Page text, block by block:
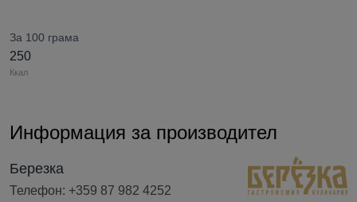
За 100 грама
250
Ккал
Информация за производител
Березка
Телефон: +359 87 982 4252